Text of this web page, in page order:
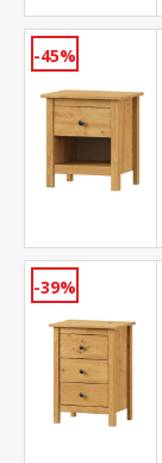
-45%
-39%